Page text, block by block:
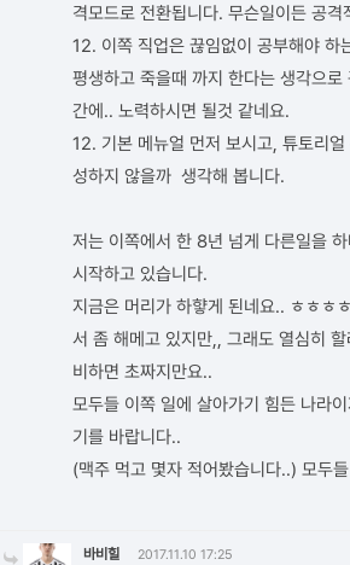
격모드로 전환됩니다. 무슨일이든 공격
12. 이쪽 직업은 끊임없이 공부해야 하
평생하고 죽을때 까지 한다는 생각으로
간에.. 노력하시면 될것 같네요.
12. 기본 메뉴얼 먼저 보시고, 튜토리
성하지 않을까 생각해 봅니다.
저는 이쪽에서 한 8년 넘게 다른일을
시작하고 있습니다.
지금은 머리가 하햫게 된네요.. ㅎㅎㅎ
서 좀 해메고 있지만,, 그래도 열심히
비하면 초짜지만요..
모두들 이쪽 일에 살아가기 힘든 나라
기를 바랍니다..
(맥주 먹고 몇자 적어봤습니다..) 모두
바비힐 2017.11.10 17:25